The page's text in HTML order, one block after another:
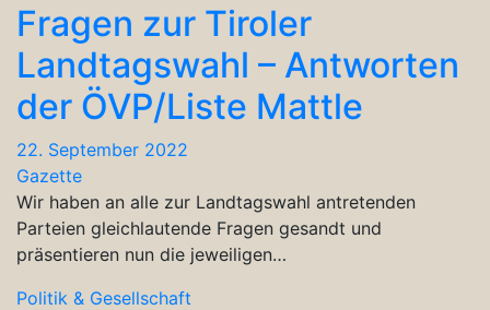
Fragen zur Tiroler
Landtagswahl – Antworten
der ÖVP/Liste Mattle
22. September 2022
Gazette
Wir haben an alle zur Landtagswahl antretenden
Parteien gleichlautende Fragen gesandt und
präsentieren nun die jeweiligen…
Politik & Gesellschaft